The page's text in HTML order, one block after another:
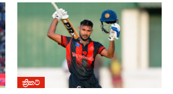
ක්‍රිකට්